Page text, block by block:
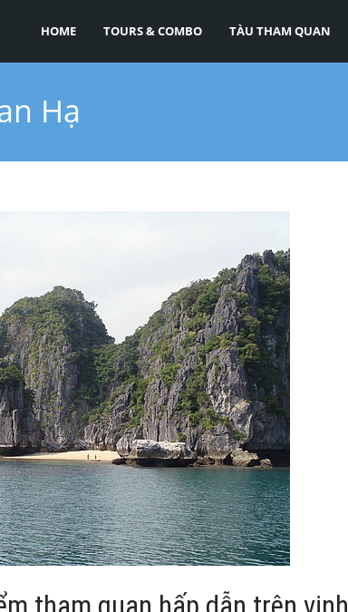
HOME TOURS & COMBO TÀU THAM QUAN
Hạ